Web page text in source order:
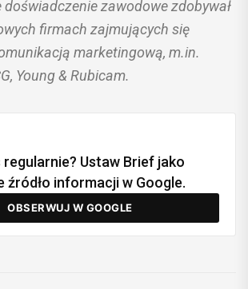
zawodowe zdobywał
firmach zajmujących się
marketingową, m.in.
Young & Rubicam.
Ustaw Brief jako
źródło informacji w Google.
OBSERWUJ W GOOGLE